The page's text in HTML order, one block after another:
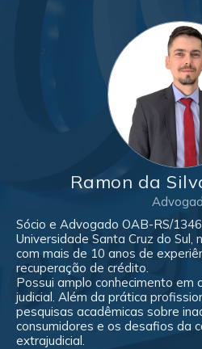
Ramon da
Sócio e Advogado OAB-RS/
Universidade Santa Cruz do Sul,
com mais de 10 anos de
recuperação de crédito.
Possui amplo conhecimento em
judicial. Além da prática
pesquisas acadêmicas sobre
consumidores e os desafios da
extrajudicial.